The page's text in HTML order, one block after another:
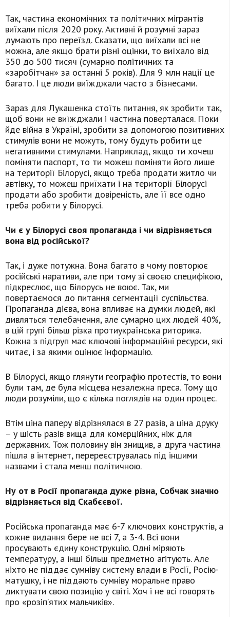
Так, частина економічних та політичних мігрантів
виїхали після 2020 року. Активні й розумні зараз
думають про переїзд. Сказати, що виїхали всі не
можна, але якщо брати різні оцінки, то виїхало від
350 до 500 тисяч (сумарно політичних та
«заробітчан» за останні 5 років). Для 9 млн нації це
багато. І це люди виїжджали часто з бізнесами.
Зараз для Лукашенка стоїть питання, як зробити так,
щоб вони не виїжджали і частина поверталася. Поки
йде війна в Україні, зробити за допомогою позитивних
стимулів вони не можуть, тому будуть робити це
негативними стимулами. Наприклад, якщо ти хочеш
поміняти паспорт, то ти можеш поміняти його лише
на території Білорусі, якщо треба продати житло чи
автівку, то можеш приїхати і на території Білорусі
продати або зробити довіреність, але її все одно
треба робити у Білорусі.
Чи є у Білорусі своя пропаганда і чи відрізняється
вона від російської?
Так, і дуже потужна. Вона багато в чому повторює
російські наративи, але при тому зі своєю специфікою,
підкреслює, що Білорусь не воює. Так, ми
повертаємося до питання сегментації суспільства.
Пропаганда дієва, вона впливає на думки людей, які
дивляться телебачення, але сумарно цих людей 40%,
в цій групі більш різка протиукраїнська риторика.
Кожна з підгруп має ключові інформаційні ресурси, які
читає, і за якими оцінює інформацію.
В Білорусі, якщо глянути географію протестів, то вони
були там, де була місцева незалежна преса. Тому що
люди розуміли, що є кілька поглядів на один процес.
Втім ціна паперу відрізнялася в 27 разів, а ціна друку
– у шість разів вища для комерційних, ніж для
державних. Тож половину він знищив, а друга частина
пішла в інтернет, перереєструвалась під іншими
назвами і стала менш політичною.
Ну от в Росії пропаганда дуже різна, Собчак значно
відрізняється від Скабєєвої.
Російська пропаганда має 6-7 ключових конструктів, а
кожне видання бере не всі 7, а 3-4. Всі вони
просувають єдину конструкцію. Одні міряють
температуру, а інші більш предметно агітують. Але
ніхто не піддає сумніву систему влади в Росії, Росію-
матушку, і не піддають сумніву моральне право
диктувати свою позицію у світі. Хоч і не всі говорять
про «розіп’ятих мальчиків».